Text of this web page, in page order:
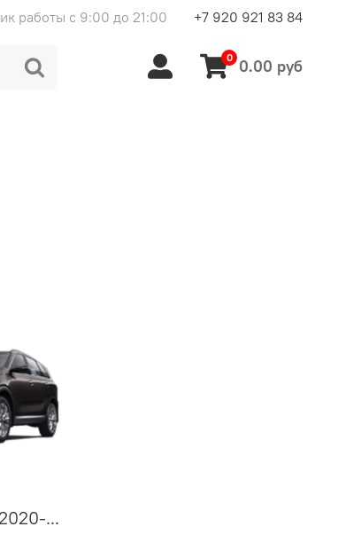
работы с 9:00 до 21:00 +7 920 921 83 84
0 0.00 руб
...